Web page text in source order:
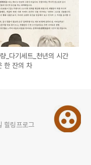
_다기세트_천년의 시간
한 잔의 차
힐링프로그